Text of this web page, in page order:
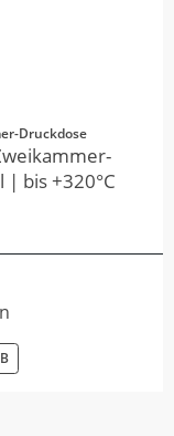
Druckdose
bis +320°C